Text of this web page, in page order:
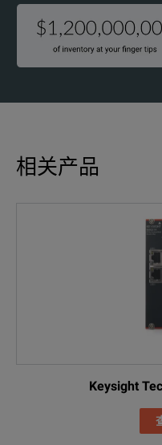
相关产品
Keysight